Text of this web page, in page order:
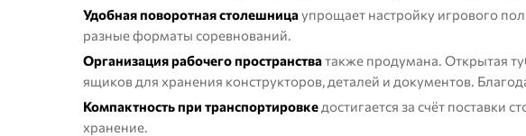
Удобная поворотная столешницаупрощает настройку игрового
разные форматы соревнований.
Организация рабочего пространстватакже продумана. Открытая
ящиков для хранения конструкторов, деталей и документов.
Компактность при транспортировке достигается за счёт поставки
хранение.